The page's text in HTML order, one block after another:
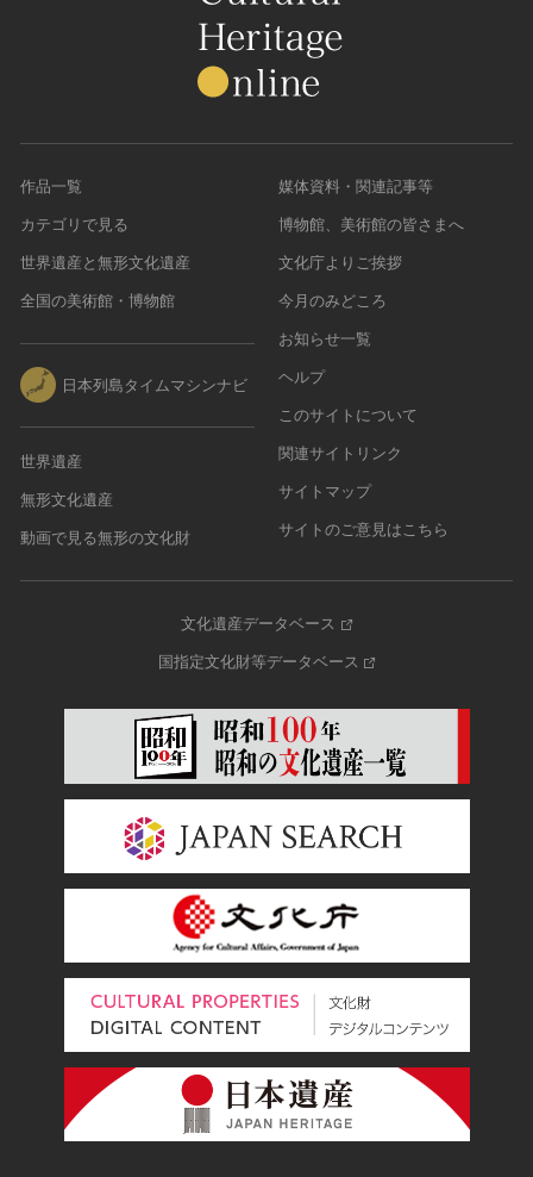
作品一覧
カテゴリで見る
世界遺産と無形文化遺産
全国の美術館・博物館
日本列島タイムマシンナビ
世界遺産
無形文化遺産
動画で見る無形の文化財
媒体資料・関連記事等
博物館、美術館の皆さまへ
文化庁よりご挨拶
今月のみどころ
お知らせ一覧
ヘルプ
このサイトについて
関連サイトリンク
サイトマップ
サイトのご意見はこちら
文化遺産データベース
国指定文化財等データベース